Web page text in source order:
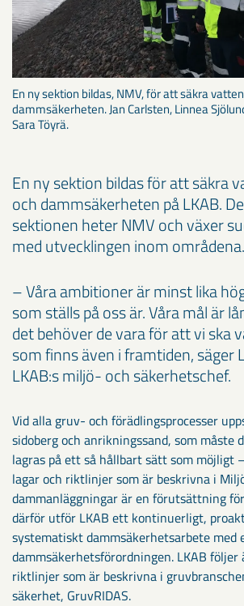
En ny sektion bildas, NMV, för att säkra
dammsäkerheten. Jan Carlsten, Linnea
Sara Töyrä.
En ny sektion bildas för att säkra
och dammsäkerheten på LKAB.
sektionen heter NMV och växer
med utvecklingen inom områdena.
– Våra ambitioner är minst lika
som ställs på oss är. Våra mål är
det behöver de vara för att vi ska
som finns även i framtiden, säger
LKAB:s miljö- och säkerhetschef.
Vid alla gruv- och förädlingsprocesser
sidoberg och anrikningssand, som måste
lagras på ett så hållbart sätt som möjligt
lagar och riktlinjer som är beskrivna i
dammanläggningar är en förutsättning
därför utför LKAB ett kontinuerligt,
systematiskt dammsäkerhetsarbete
dammsäkerhetsförordningen. LKAB följer
riktlinjer som är beskrivna i
säkerhet, GruvRIDAS.